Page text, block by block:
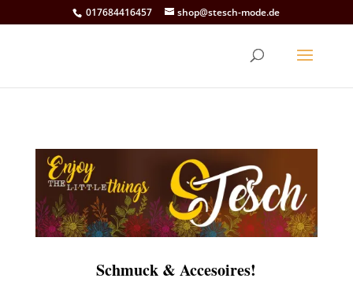
017684416457 shop@stesch-mode.de
Schmuck & Accesoires!